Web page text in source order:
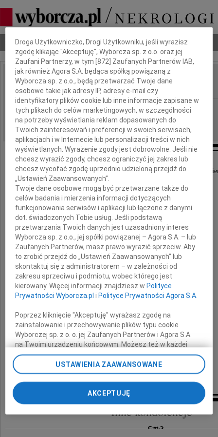
Nekrologi Odeszli Poradnik pogrzebowy
IMIĘ I NAZWISKO: Roman Lonty
REGION: Częstochowa
DATA EMISJI: 31.10.2013
Z wielkim smutkiem przyjęłam wiadomość o
wspaniałego artysty
Romana Lontego
Rodzinie i Przyjaciołom
przekazuję
wyrazy żalu
i najgłębszego współczucia
Halina Rozpondek
Poseł na Sejm Rzeczypospolitej Polskiej
Inne kondolencje
Dbamy o Twoją prywatność
Droga Użytkowniczko, Drogi Użytkowniku, jeśli wyrazisz
zgodę klikając "Akceptuję", Wyborcza sp. z o.o. oraz jej
Zaufani Partnerzy, w tym [872 ] Zaufanych Partnerów IAB,
jak również Agora S.A. będąca spółką powiązaną z
Wyborcza sp. z o.o., będą przetwarzać Twoje dane
osobowe takie jak adresy IP, adresy e-mail czy
identyfikatory plików cookie lub inne informacje zapisane w
tych plikach do celów marketingowych, w szczególności
na potrzeby wyświetlania reklam dopasowanych do
Twoich zainteresowań i preferencji w swoich serwisach,
aplikacjach i w Internecie lub personalizacji treści w nich
wyświetlanych. Wyrażenie zgody jest dobrowolne. Jeśli nie
chcesz wyrazić zgody, chcesz ograniczyć jej zakres lub
chcesz wycofać zgodę uprzednio udzieloną przejdź do
„Ustawień Zaawansowanych”.
Twoje dane osobowe mogą być przetwarzane także do
celów badania i mierzenia informacji dotyczących
funkcjonowania serwisów i aplikacji lub łączone z danymi
dot. świadczonych Tobie usług. Jeśli podstawą
przetwarzania Twoich danych jest uzasadniony interes
Wyborcza sp. z o.o., jej spółki powiązanej – Agora S.A. – lub
Zaufanych Partnerów, masz prawo wyrazić sprzeciw. Aby
to zrobić przejdź do „Ustawień Zaawansowanych” lub
skontaktuj się z administratorem – w zależności od
zakresu sprzeciwu i podmiotu, wobec którego jest
kierowany. Więcej informacji znajdziesz w Polityce
Prywatności Wyborcza.pl i Polityce Prywatności Agora S.A.
Poprzez kliknięcie "Akceptuję" wyrażasz zgodę na
zainstalowanie i przechowywanie plików typu cookie
Wyborczej sp. z o. o. jej Zaufanych Partnerów i Agora S.A.
na Twoim urządzeniu końcowym. Możesz też w każdej
chwili zmienić swoje preferencje dot. plików cookie,
ponownie wywołując narzędzie do zarządzania Twoimi
preferencjami dot. przetwarzania danych poprzez
odnośnik „Ustawienia prywatności” w stopce serwisu i
przechodząc do sekcji „Ustawienia zaawansowane”.
Zmiana ustawień plików cookie możliwa jest także za
pomocą ustawień przeglądarki.
USTAWIENIA ZAAWANSOWANE
AKCEPTUJĘ